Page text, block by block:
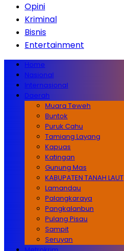
Opini
Kriminal
Bisnis
Entertainment
Home
Nasional
Internasional
Daerah
Muara Teweh
Buntok
Puruk Cahu
Tamiang Layang
Kapuas
Katingan
Gunung Mas
KABUPATEN TANAH LAUT
Lamandau
Palangkaraya
Pangkalanbun
Pulang Pisau
Sampit
Seruyan